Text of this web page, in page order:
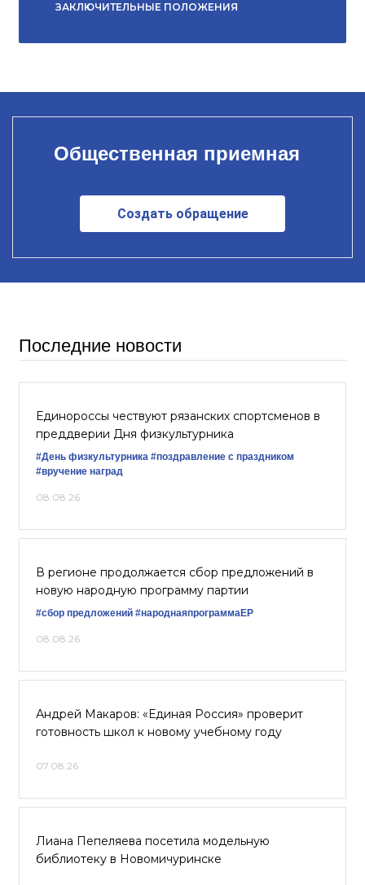
ЗАКЛЮЧИТЕЛЬНЫЕ ПОЛОЖЕНИЯ
Общественная приемная
Создать обращение
Последние новости
Единороссы чествуют рязанских спортсменов в
преддверии Дня физкультурника
#День физкультурника #поздравление с праздником
#вручение наград
08.08.26
В регионе продолжается сбор предложений в
новую народную программу партии
#сбор предложений #народнаяпрограммаЕР
08.08.26
Андрей Макаров: «Единая Россия» проверит
готовность школ к новому учебному году
07.08.26
Лиана Пепеляева посетила модельную
библиотеку в Новомичуринске